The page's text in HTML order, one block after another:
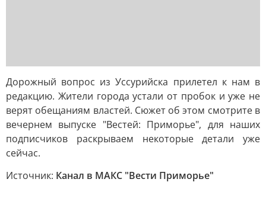
Дорожный вопрос из Уссурийска прилетел к нам в
редакцию. Жители города устали от пробок и уже не
верят обещаниям властей. Сюжет об этом смотрите в
вечернем выпуске "Вестей: Приморье", для наших
подписчиков раскрываем некоторые детали уже
сейчас.
Источник: Канал в МАКС "Вести Приморье"